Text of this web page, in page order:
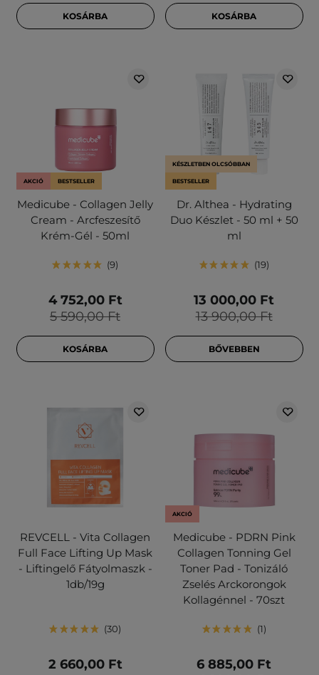
KOSÁRBA KOSÁRBA
AKCIÓ BESTSELLER
Medicube - Collagen Jelly
Cream - Arcfeszesítő
Krém-Gél - 50ml
9
5 590,00 Ft
4 752,00 Ft
KOSÁRBA
KÉSZLETBEN OLCSÓBBAN
BESTSELLER
Dr. Althea - Hydrating
Duo Készlet - 50 ml + 50
ml
19
13 900,00 Ft
13 000,00 Ft
BŐVEBBEN
REVCELL - Vita Collagen
Full Face Lifting Up Mask
- Liftingelő Fátyolmaszk -
1db/19g
30
2 660,00 Ft
AKCIÓ
Medicube - PDRN Pink
Collagen Tonning Gel
Toner Pad - Tonizáló
Zselés Arckorongok
Kollagénnel - 70szt
1
6 885,00 Ft